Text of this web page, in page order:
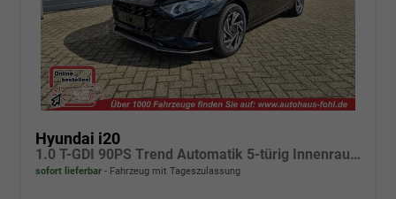
Hyundai i20
1.0 T-GDI 90PS Trend Automatik 5-türig Innenraumkamera 2xKeyless Klimaautomatik Sitzheizung Lenkradheizung Navi Rückf.Kamera PDC Apple CarPlay Android Auto Tempomat Touchscreen 16"LM
sofort lieferbar Fahrzeug mit Tageszulassung